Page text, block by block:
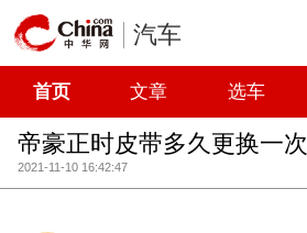
汽车
首页 文章 选车
帝豪正时皮带多久更换一次
2021-11-10 16:42:47